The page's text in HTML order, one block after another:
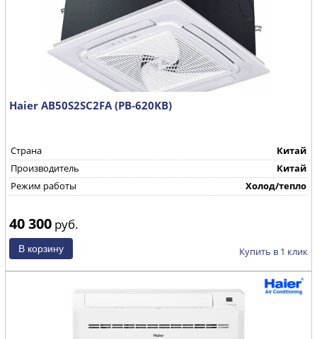
Haier AB50S2SC2FA (PB-620KB)
Страна
Китай
Производитель
Китай
Режим работы
Холод/тепло
40 300 руб.
Купить в 1 клик